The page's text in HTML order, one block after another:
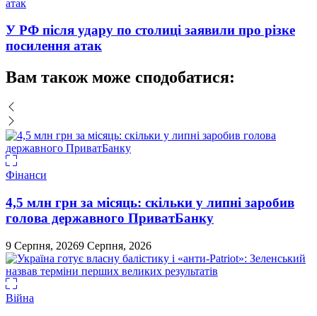
У РФ після удару по столиці заявили про різке
посилення атак
Вам також може сподобатися:
Фінанси
4,5 млн грн за місяць: скільки у липні заробив
голова державного ПриватБанку
9 Серпня, 20269 Серпня, 2026
Війна